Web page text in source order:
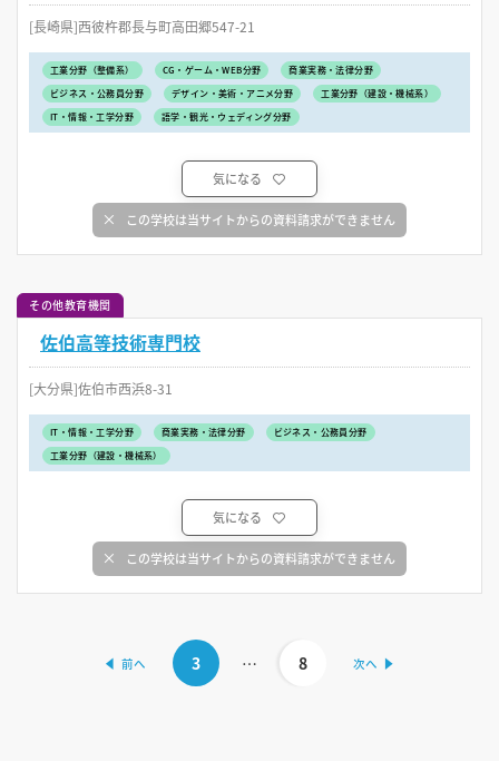
[長崎県]西彼杵郡長与町高田郷547-21
工業分野（整備系） CG・ゲーム・WEB分野
商業実務・法律分野
ビジネス・公務員分野
デザイン・美術・アニメ分野
工業分野（建設・機械系）
IT・情報・工学分野
語学・観光・ウェディング分野
気になる
この学校は当サイトからの資料請求ができません
その他教育機関
佐伯高等技術専門校
[大分県]佐伯市西浜8-31
IT・情報・工学分野 商業実務・法律分野
ビジネス・公務員分野
工業分野（建設・機械系）
気になる
この学校は当サイトからの資料請求ができません
3 … 8